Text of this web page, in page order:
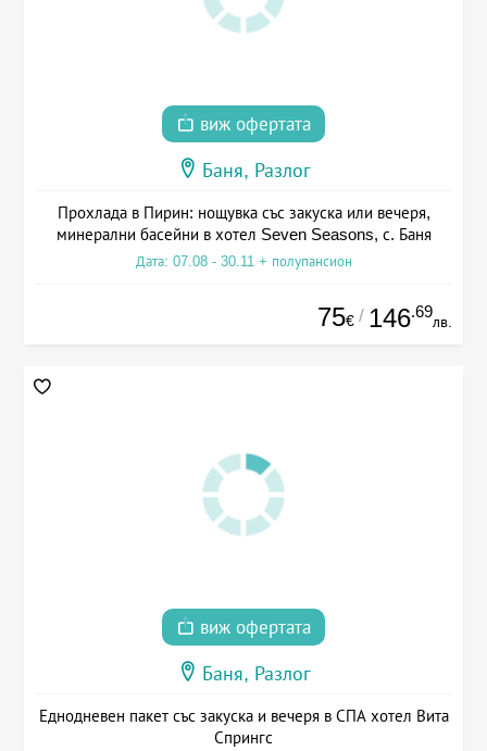
виж офертата
Баня, Разлог
Прохлада в Пирин: нощувка със закуска или вечеря,
минерални басейни в хотел Seven Seasons, с. Баня
Дата: 07.08 - 30.11 + полупансион
75€ / 146.69
лв.
виж офертата
Баня, Разлог
Еднодневен пакет със закуска и вечеря в СПА хотел Вита
Спрингс